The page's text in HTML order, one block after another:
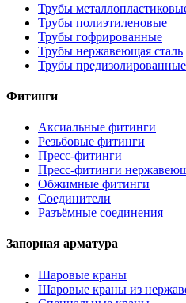
Трубы
Трубы полиэтиленовые
Трубы гофрированные
Трубы нержавеющая сталь
Трубы предизолированные
Фитинги
Аксиальные фитинги
Резьбовые фитинги
Пресс-фитинги
Пресс-фитинги
Обжимные фитинги
Соединители
Разъёмные соединения
Запорная арматура
Шаровые краны
Шаровые краны из